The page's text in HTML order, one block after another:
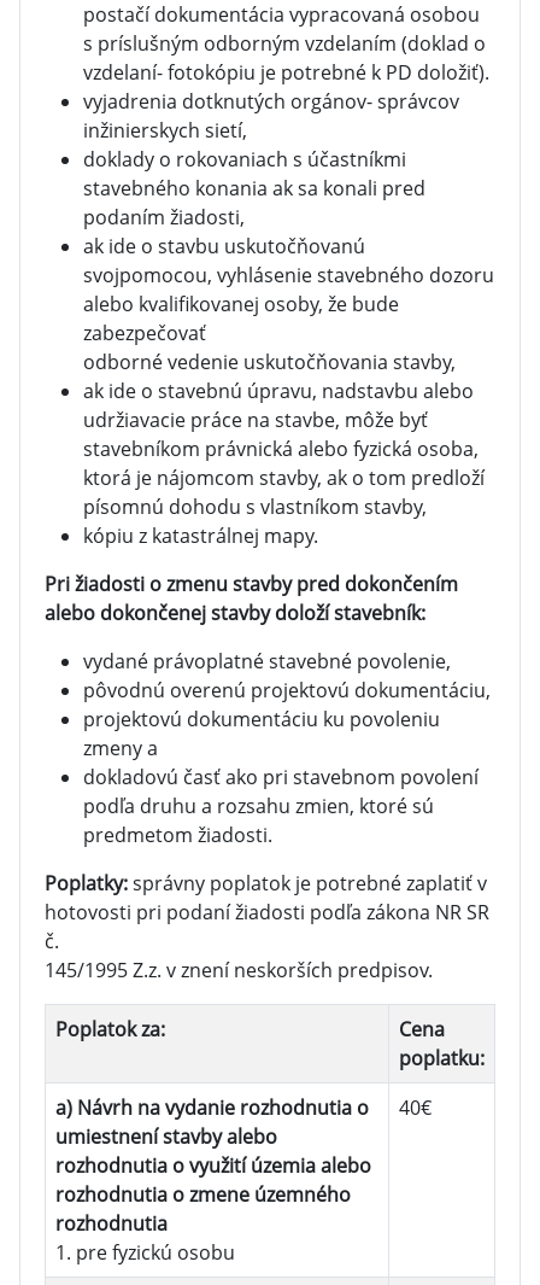
postačí dokumentácia vypracovaná osobou
s príslušným odborným vzdelaním (doklad o
vzdelaní- fotokópiu je potrebné k PD doložiť).
vyjadrenia dotknutých orgánov- správcov
inžinierskych sietí,
doklady o rokovaniach s účastníkmi
stavebného konania ak sa konali pred
podaním žiadosti,
ak ide o stavbu uskutočňovanú
svojpomocou, vyhlásenie stavebného dozoru
alebo kvalifikovanej osoby, že bude
zabezpečovať
odborné vedenie uskutočňovania stavby,
ak ide o stavebnú úpravu, nadstavbu alebo
udržiavacie práce na stavbe, môže byť
stavebníkom právnická alebo fyzická osoba,
ktorá je nájomcom stavby, ak o tom predloží
písomnú dohodu s vlastníkom stavby,
kópiu z katastrálnej mapy.
Pri žiadosti o zmenu stavby pred dokončením
alebo dokončenej stavby doloží stavebník:
vydané právoplatné stavebné povolenie,
pôvodnú overenú projektovú dokumentáciu,
projektovú dokumentáciu ku povoleniu
zmeny a
dokladovú časť ako pri stavebnom povolení
podľa druhu a rozsahu zmien, ktoré sú
predmetom žiadosti.
Poplatky:správny poplatok je potrebné zaplatiť v
hotovosti pri podaní žiadosti podľa zákona NR SR
č.
145/1995 Z.z. v znení neskorších predpisov.
Poplatok za:
Cena
poplatku:
a) Návrh na vydanie rozhodnutia o
umiestnení stavby alebo
rozhodnutia o využití územia alebo
rozhodnutia o zmene územného
rozhodnutia
1. pre fyzickú osobu
40€